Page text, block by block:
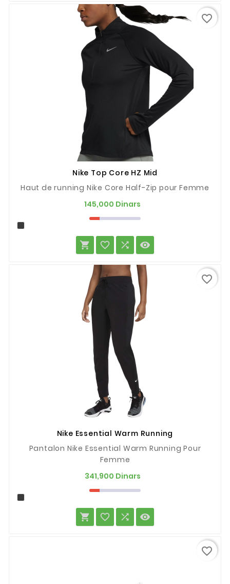
Nike Top Core HZ Mid
Haut de running Nike Core Half-Zip pour Femme
145,000 Dinars
   
favorite_border
Nike Essential Warm Running
Pantalon Nike Essential Warm Running Pour
Femme
341,900 Dinars
   
favorite_border
favorite_border